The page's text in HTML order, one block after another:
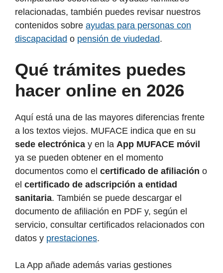
relacionadas, también puedes revisar nuestros
contenidos sobre ayudas para personas con
discapacidad o pensión de viudedad.
Qué trámites puedes
hacer online en 2026
Aquí está una de las mayores diferencias frente
a los textos viejos. MUFACE indica que en su
sede electrónica y en la App MUFACE móvil
ya se pueden obtener en el momento
documentos como el certificado de afiliación o
el certificado de adscripción a entidad
sanitaria. También se puede descargar el
documento de afiliación en PDF y, según el
servicio, consultar certificados relacionados con
datos y prestaciones.
La App añade además varias gestiones